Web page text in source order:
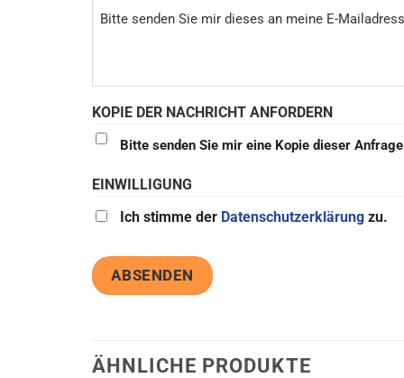
KOPIE DER NACHRICHT ANFORDERN
Bitte senden Sie mir eine Kopie dieser
EINWILLIGUNG
Ich stimme der Datenschutzerklärung zu.
ÄHNLICHE PRODUKTE